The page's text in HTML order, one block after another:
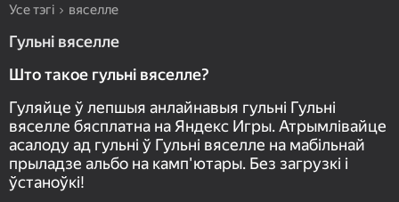
Усе тэгі вяселле
Гульні вяселле
Што такое гульні вяселле?
Гуляйце ў лепшыя анлайнавыя гульні Гульні
вяселле бясплатна на Яндекс Игры. Атрымлівайце
асалоду ад гульні ў Гульні вяселле на мабільнай
прыладзе альбо на камп'ютары. Без загрузкі і
ўстаноўкі!